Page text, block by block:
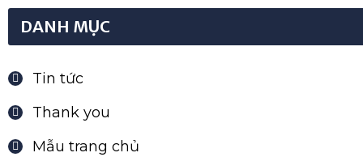
Khu Biệt Thự Phú Gia Phú Mỹ Hưng Q7